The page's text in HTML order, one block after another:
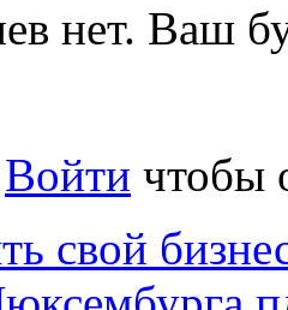
нет. Ваш
Войти чтобы
свой